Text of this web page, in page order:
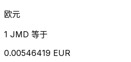
欧元
1 JMD 等于
0.00546419 EUR